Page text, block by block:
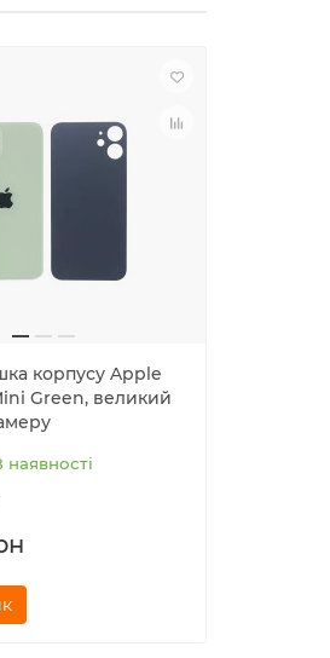
корпусу Apple
Green, великий
наявності